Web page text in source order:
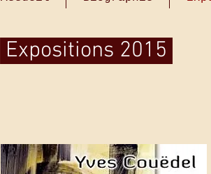
Expositions 2015